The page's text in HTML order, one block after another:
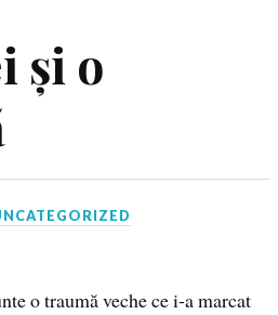
și o
o traumă veche ce i-a marcat